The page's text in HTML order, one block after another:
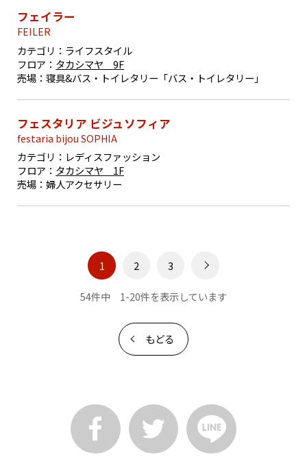
フェイラー
FEILER
カテゴリ： ライフスタイル
フロア： タカシマヤ 9F
売場：寝具&バス・トイレタリー「バス・トイレタリー」
フェスタリア ビジュソフィア
festaria bijou SOPHIA
カテゴリ： レディスファッション
フロア： タカシマヤ 1F
売場：婦人アクセサリー
1 2 3
54件中 1-20件を表示しています
もどる